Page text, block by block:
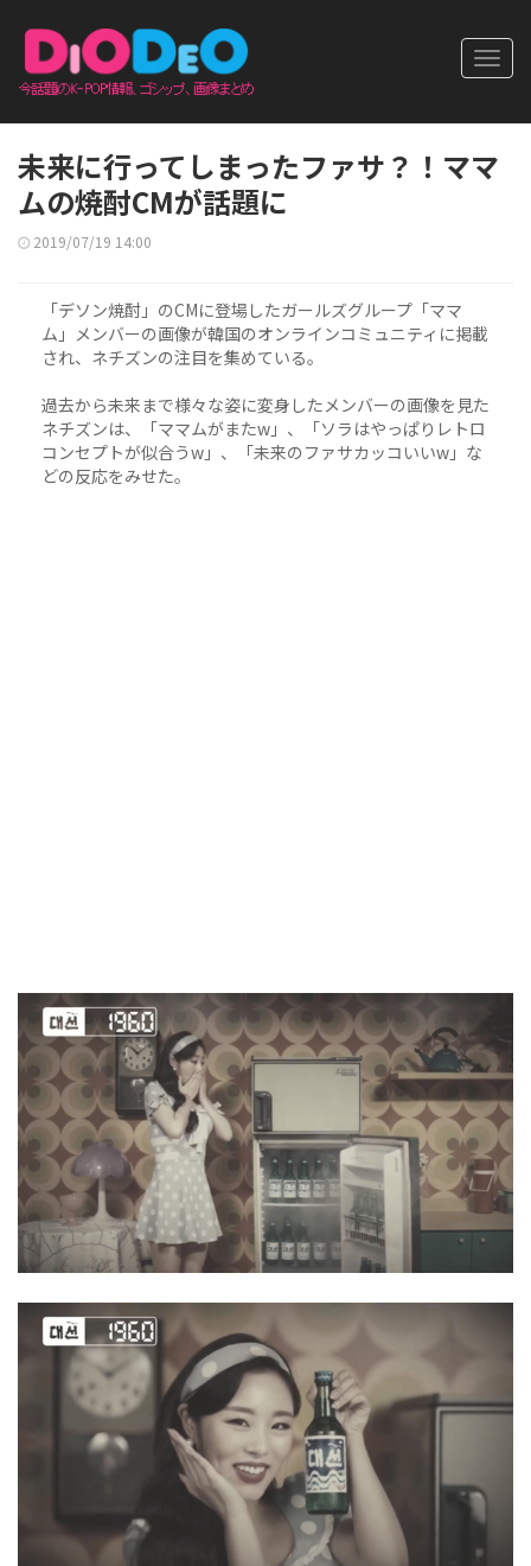
未来に行ってしまったファサ？！ママ
ムの焼酎CMが話題に
2019/07/19 14:00
「デソン焼酎」のCMに登場したガールズグループ「ママ
ム」メンバーの画像が韓国のオンラインコミュニティに掲載
され、ネチズンの注目を集めている。
過去から未来まで様々な姿に変身したメンバーの画像を見た
ネチズンは、「ママムがまたw」、「ソラはやっぱりレトロ
コンセプトが似合うw」、「未来のファサカッコいいw」な
どの反応をみせた。